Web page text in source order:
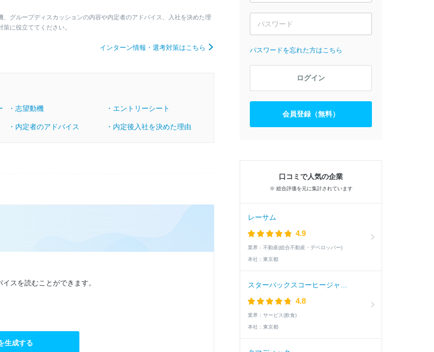
グループディスカッションの内容や内定者のアドバイス、入社を決めた理
に役立ててください。
インターン情報・選考対策はこちら
・志望動機 ・エントリーシート
・内定者のアドバイス ・内定後入社を決めた理由
スを読むことができます。
生成する
パスワードを忘れた方はこちら
ログイン
会員登録（無料）
口コミで人気の企業
※ 総合評価を元に集計されています
レーサム
4.9
業界： 不動産(総合不動産・デベロッパー)
本社： 東京都
4.8
業界： サービス(飲食)
本社： 東京都